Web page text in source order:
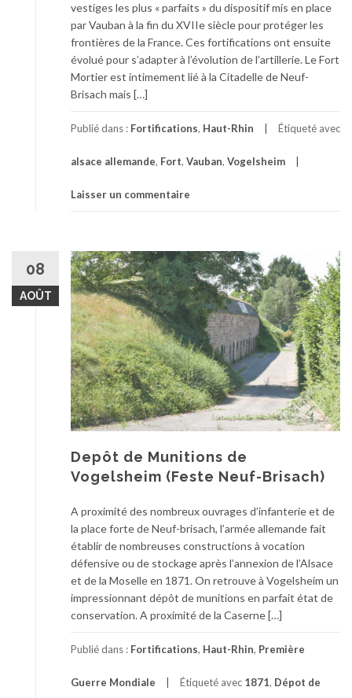
vestiges les plus « parfaits » du dispositif mis en place
par Vauban à la fin du XVIIe siècle pour protéger les
frontières de la France. Ces fortifications ont ensuite
évolué pour s’adapter à l’évolution de l’artillerie. Le Fort
Mortier est intimement lié à la Citadelle de Neuf-
Brisach mais […]
Publié dans : Fortifications, Haut-Rhin Étiqueté avec
alsace allemande, Fort, Vauban, Vogelsheim
Laisser un commentaire
08
AOÛT
Depôt de Munitions de
Vogelsheim (Feste Neuf-Brisach)
A proximité des nombreux ouvrages d’infanterie et de
la place forte de Neuf-brisach, l’armée allemande fait
établir de nombreuses constructions à vocation
défensive ou de stockage après l’annexion de l’Alsace
et de la Moselle en 1871. On retrouve à Vogelsheim un
impressionnant dépôt de munitions en parfait état de
conservation. A proximité de la Caserne […]
Publié dans : Fortifications, Haut-Rhin, Première
Guerre Mondiale Étiqueté avec 1871, Dépot de